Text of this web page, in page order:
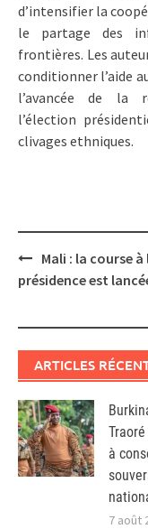
d’intensifier la
le partage des
frontières. Les
conditionner l’aide
l’avancée de la
l’élection
clivages ethniques.
Post
navigation
Mali : la course à
présidence est
ARTICLES
à
7 août